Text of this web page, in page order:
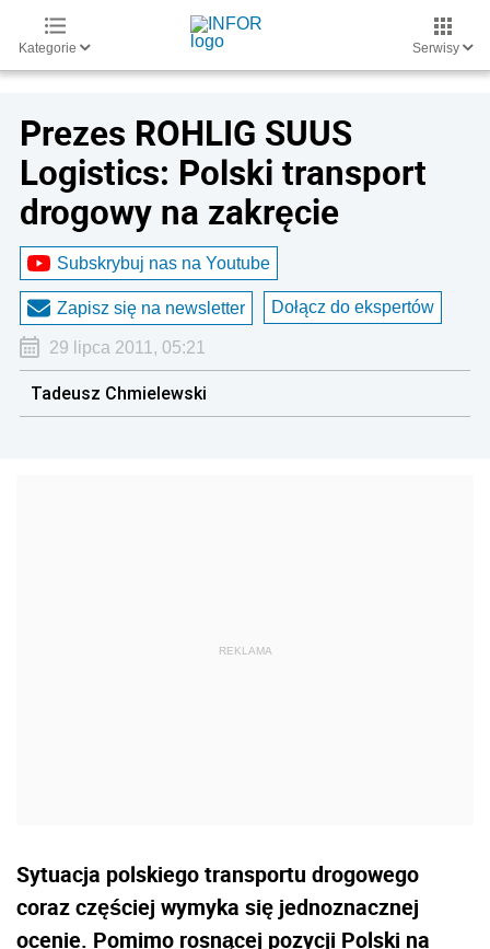
Kategorie Serwisy
Prezes ROHLIG SUUS
Logistics: Polski transport
drogowy na zakręcie
Subskrybuj nas na Youtube
Zapisz się na newsletter Dołącz do ekspertów
29 lipca 2011, 05:21
Tadeusz Chmielewski
Sytuacja polskiego transportu drogowego
coraz częściej wymyka się jednoznacznej
ocenie. Pomimo rosnącej pozycji Polski na